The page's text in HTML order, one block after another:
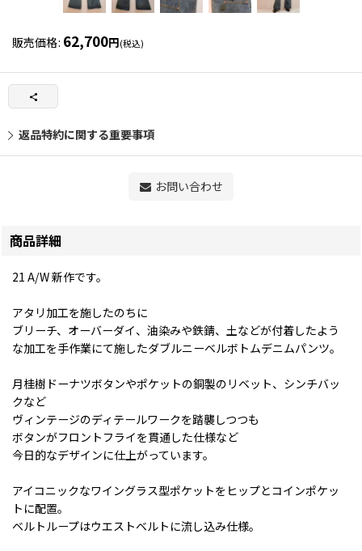
販売価格: 62,700円(税込)
返品特約に関する重要事項
お問い合わせ
商品詳細
21 A/W 新作です。
アタリ加工を施したのちに
ブリーチ、オーバーダイ、油染みや鉄錆、土などが付着したよう
な加工を手作業にて施したダブルニーベルボトムデニムパンツ。
月桂樹ドーナツボタンやポケットの銅製のリベット、シンチバッ
クなど
ヴィンテージのディテールワークを踏襲しつつも
ボタンがフロントフライを貫通した仕様など
今日的なデザインに仕上がっています。
アイコニックなワイングラス型ポケットをヒップとコインポケッ
トに配置。
ベルトループはウエストベルトに流し込み仕様。